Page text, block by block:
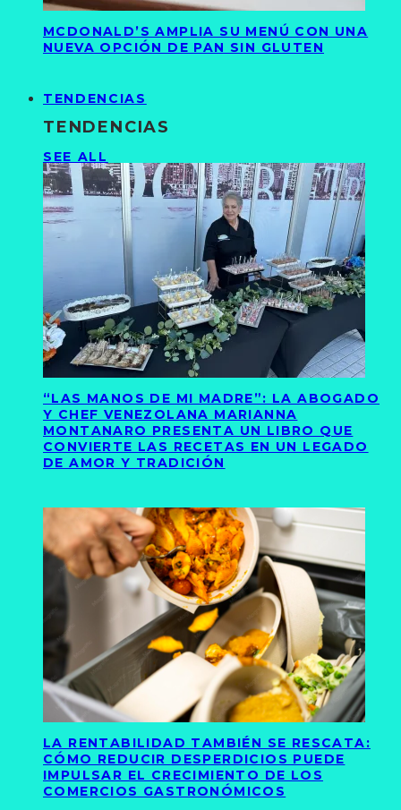
MCDONALD’S AMPLIA SU MENÚ CON UNA
NUEVA OPCIÓN DE PAN SIN GLUTEN
TENDENCIAS
TENDENCIAS
SEE ALL
“LAS MANOS DE MI MADRE”: LA ABOGADO
Y CHEF VENEZOLANA MARIANNA
MONTANARO PRESENTA UN LIBRO QUE
CONVIERTE LAS RECETAS EN UN LEGADO
DE AMOR Y TRADICIÓN
LA RENTABILIDAD TAMBIÉN SE RESCATA:
CÓMO REDUCIR DESPERDICIOS PUEDE
IMPULSAR EL CRECIMIENTO DE LOS
COMERCIOS GASTRONÓMICOS